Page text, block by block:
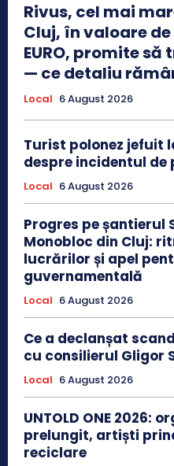
Rivus, cel mai
Cluj, în valoare de
EURO, promite
— ce detaliu
Local 6 August 2026
Turist polonez jefuit
despre incidentul de
Local 6 August 2026
Progres pe
Monobloc din Cluj:
lucrărilor și apel
guvernamentală
Local 6 August 2026
Ce a declanșat
cu consilierul Gligor
Local 6 August 2026
UNTOLD ONE 2026:
prelungit, artiști
reciclare